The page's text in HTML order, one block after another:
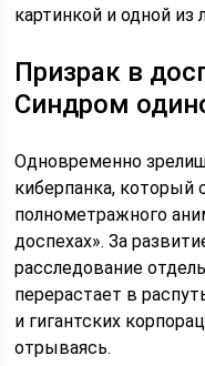
картинкой и одной из
Призрак в
Синдром
Одновременно
киберпанка, который
полнометражного
доспехах». За
расследование
перерастает в
и гигантских
отрываясь.